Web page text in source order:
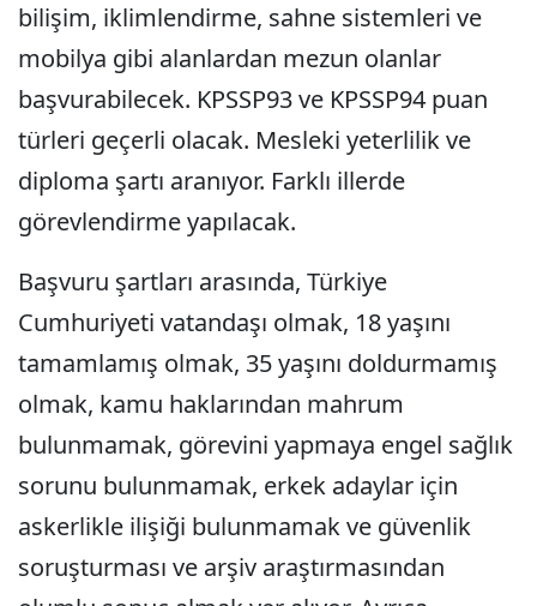
bilişim, iklimlendirme, sahne sistemleri ve
mobilya gibi alanlardan mezun olanlar
başvurabilecek. KPSSP93 ve KPSSP94 puan
türleri geçerli olacak. Mesleki yeterlilik ve
diploma şartı aranıyor. Farklı illerde
görevlendirme yapılacak.
Başvuru şartları arasında, Türkiye
Cumhuriyeti vatandaşı olmak, 18 yaşını
tamamlamış olmak, 35 yaşını doldurmamış
olmak, kamu haklarından mahrum
bulunmamak, görevini yapmaya engel sağlık
sorunu bulunmamak, erkek adaylar için
askerlikle ilişiği bulunmamak ve güvenlik
soruşturması ve arşiv araştırmasından